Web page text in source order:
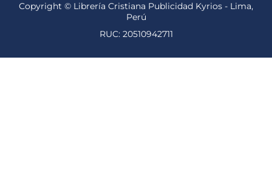
Copyright © Librería Cristiana Publicidad Kyrios - Lima,
Perú
RUC: 20510942711